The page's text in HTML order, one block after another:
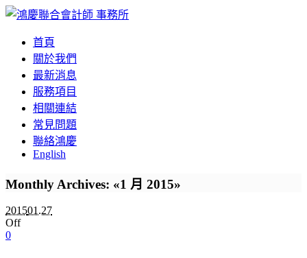
首頁
關於我們
最新消息
服務項目
相關連結
常見問題
聯絡鴻慶
English
Monthly Archives: «1 月 2015»
201501.27
Off
0